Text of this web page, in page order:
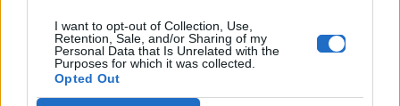
I want to opt-out of Collection, Use,
Retention, Sale, and/or Sharing of my
Personal Data that Is Unrelated with the
Purposes for which it was collected.
Opted Out
κι ήθελα να σε πληγώσω
τις πληγές που άνοιξες
να σου τις ανταποδώσω
Σ’έστειλα να φύγεις από μένα μακριά